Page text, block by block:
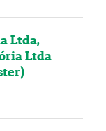
Ltda,
Ltda